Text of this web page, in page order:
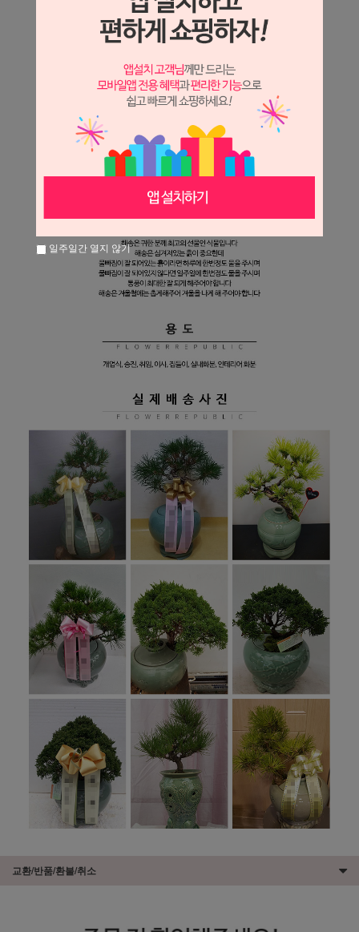
교환/반품/환불/취소
일주일간 열지 않기